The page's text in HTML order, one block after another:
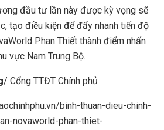
đầu tư lần này được kỳ vọng sẽ
tạo điều kiện để đẩy nhanh tiến độ
Phan Thiết thành điểm nhấn
vực Nam Trung Bộ.
/ Cổng TTĐT Chính phủ
binh-thuan-dieu-chinh-
novaworld-phan-thiet-